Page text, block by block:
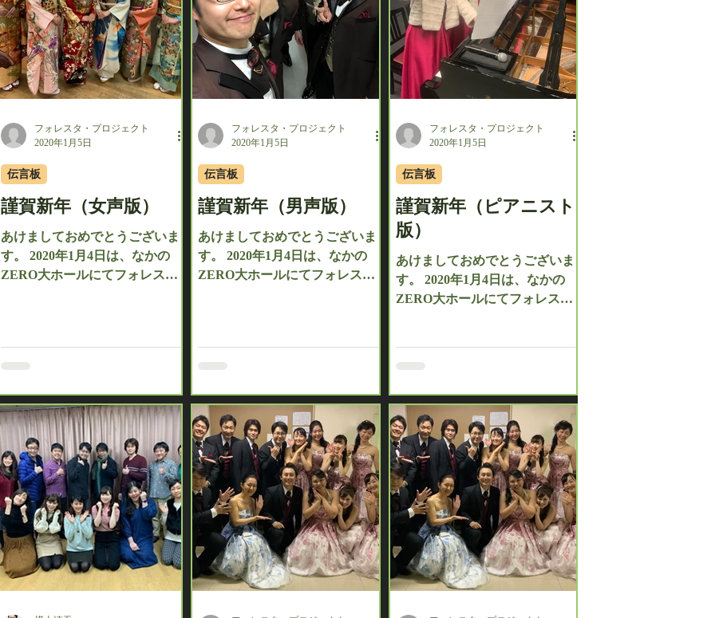
謹賀新年（女声版）
あけましておめでとうございま
す。 2020年1月4日は、なかの
ZERO大ホールにてフォレスタ
せていただきます。また写真は
西宮公演終演の後、こちらで掲
田和夏＞...
伝言板
フォレスタ・プロジェクト
2020年1月5日
謹賀新年（男声版）
あけましておめでとうございま
す。 2020年1月4日は、なかの
ZERO大ホールにてフォレスタ
せていただきます。また写真は
西宮公演終演の後、こちらで掲
田薫＞...
伝言板
フォレスタ・プロジェクト
2020年1月5日
謹賀新年（ピアニスト
版）
あけましておめでとうございま
す。 2020年1月4日は、なかの
ZERO大ホールにてフォレスタ
宮公演終演の後、こちらで掲載
致します！お楽しみに！ ＜石川
和男＞...
伝言板
フォレスタ・プロジェクト
2020年1月5日